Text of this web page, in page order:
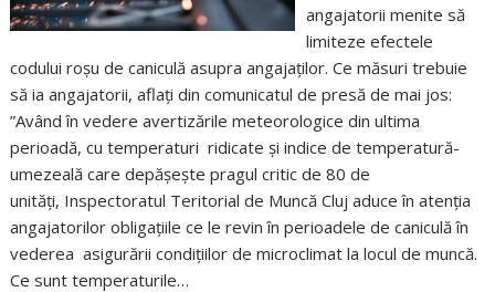
angajatorii menite să
limiteze efectele
codului roșu de caniculă asupra angajaților. Ce măsuri trebuie
să ia angajatorii, aflați din comunicatul de presă de mai jos:
”Având în vedere avertizările meteorologice din ultima
perioadă, cu temperaturi ridicate și indice de temperatură-
umezeală care depășește pragul critic de 80 de
unități, Inspectoratul Teritorial de Muncă Cluj aduce în atenţia
angajatorilor obligaţiile ce le revin în perioadele de caniculă în
vederea asigurării condiţiilor de microclimat la locul de muncă.
Ce sunt temperaturile…